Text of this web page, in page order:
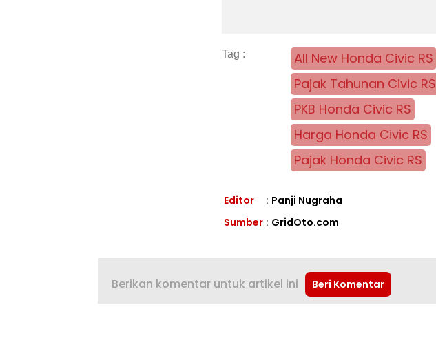
All New Honda Civic RS
Pajak Tahunan Civic RS
PKB Honda Civic RS
Harga Honda Civic RS
Pajak Honda Civic RS
Editor : Panji Nugraha
Sumber : GridOto.com
Berikan komentar untuk artikel ini Beri Komentar